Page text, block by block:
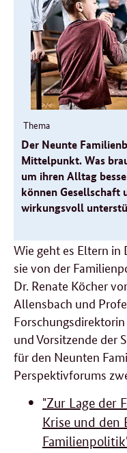
Thema
Der Neunte
Mittelpunkt. Was
um ihren Alltag
können Gesellschaft
wirkungsvoll
Wie geht es Eltern
sie von der
Dr. Renate Köcher
Allensbach und
und Vorsitzende der
für den Neunten
Perspektivforums
"Zur Lage der
Krise und den